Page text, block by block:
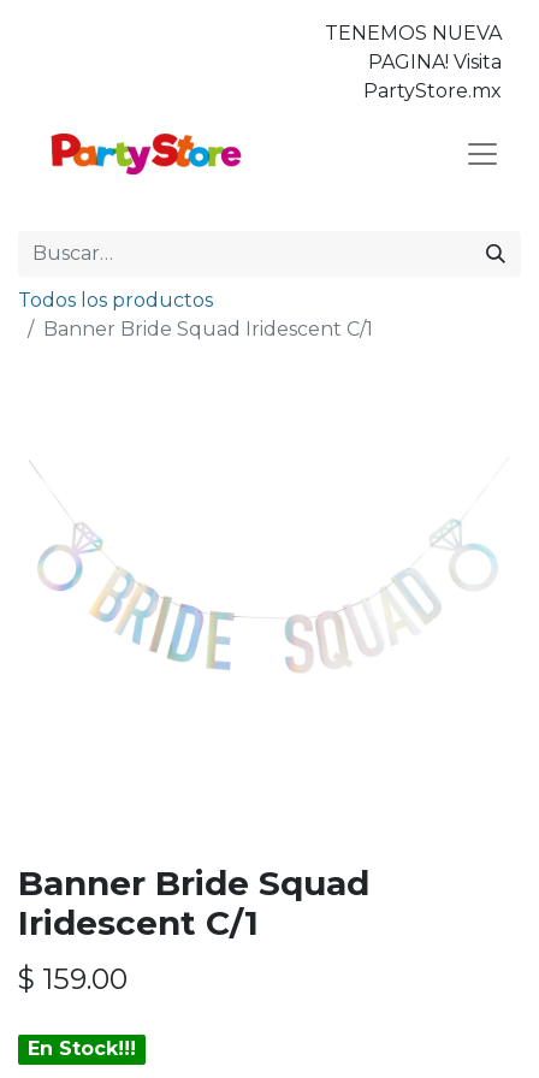
TENEMOS NUEVA
PAGINA! Visita
PartyStore.mx
Todos los productos
Banner Bride Squad Iridescent C/1
Banner Bride Squad
Iridescent C/1
$ 159.00
En Stock!!!